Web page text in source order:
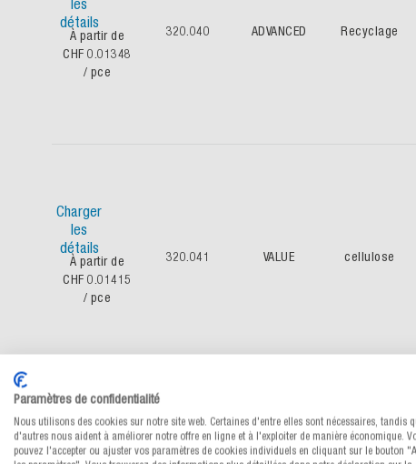
les
détails
À partir de
CHF 0.01348
/ pce
320.040 ADVANCED Recyclage
Charger
les
détails
À partir de
CHF 0.01415
/ pce
320.041 VALUE cellulose
Paramètres de confidentialité
Nous utilisons des cookies sur notre site web. Certaines d'entre elles sont nécessaires, tandis
d'autres nous aident à améliorer notre offre en ligne et à l'exploiter de manière économique.
pouvez l'accepter ou ajuster vos paramètres de cookies individuels en cliquant sur le bouton